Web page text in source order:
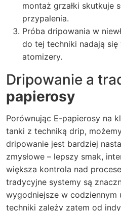
montaż grzałki skutkuje
przypalenia.
Próba dripowania w
do tej techniki nadają się
atomizery.
Dripowanie a
papierosy
Porównując E-papierosy na
tanki z techniką drip,
dripowanie jest bardziej
zmysłowe – lepszy smak,
większa kontrola nad
tradycyjne systemy są
wygodniejsze w codziennym
techniki zależy zatem od